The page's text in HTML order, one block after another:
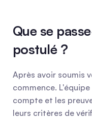
Que se
postulé ?
Après avoir soumis
commence.
compte et les
leurs critères de